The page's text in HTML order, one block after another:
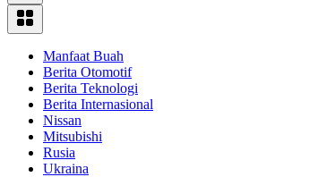
Manfaat Buah
Berita Otomotif
Berita Teknologi
Berita Internasional
Nissan
Mitsubishi
Rusia
Ukraina